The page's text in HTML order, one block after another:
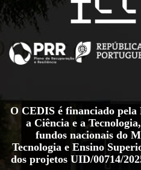
O CEDIS é financiado
a Ciência e a
fundos nacionais do
Tecnologia e Ensino
dos projetos UID/00714/